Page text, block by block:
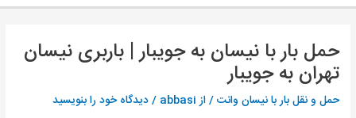
حمل بار با نیسان به جویبار | باربری نیسان
تهران به جویبار
حمل و نقل بار با نیسان وانت/ از abbasi
/دیدگاه‌ خود را بنویسید